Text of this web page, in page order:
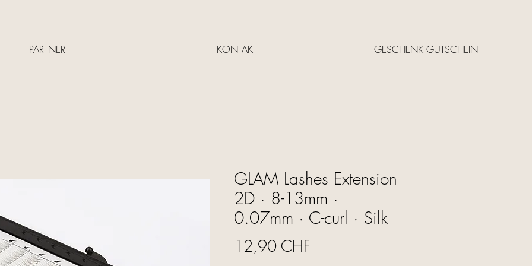
PARTNER KONTAKT GESCHENK GUTSCHEIN
GLAM Lashes Extension
2D · 8-13mm ·
0.07mm · C-curl · Silk
12,90 CHF